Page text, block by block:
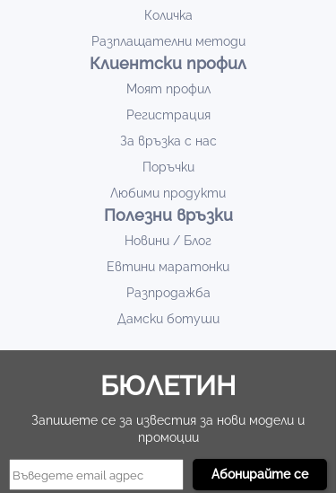
Количка
Разплащателни методи
Клиентски профил
Моят профил
Регистрация
За връзка с нас
Поръчки
Любими продукти
Полезни връзки
Новини / Блог
Евтини маратонки
Разпродажба
Дамски ботуши
БЮЛЕТИН
Запишете се за известия за нови модели и
промоции